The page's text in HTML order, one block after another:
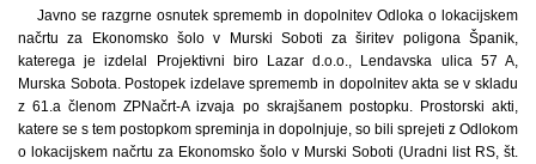
Javno se razgrne osnutek sprememb in dopolnitev Odloka o lokacijskem
načrtu za Ekonomsko šolo v Murski Soboti za širitev poligona Španik,
katerega je izdelal Projektivni biro Lazar d.o.o., Lendavska ulica 57 A,
Murska Sobota. Postopek izdelave sprememb in dopolnitev akta se v skladu
z 61.a členom ZPNačrt-A izvaja po skrajšanem postopku. Prostorski akti,
katere se s tem postopkom spreminja in dopolnjuje, so bili sprejeti z Odlokom
o lokacijskem načrtu za Ekonomsko šolo v Murski Soboti (Uradni list RS, št.